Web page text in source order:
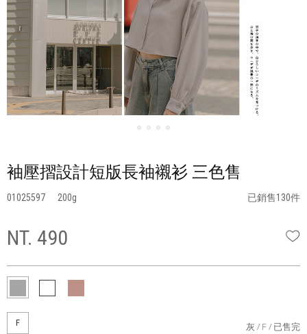
袖壓摺設計短版長袖襯衫 三色售
01025597 200 已銷售130件
NT. 490
F 灰 F 已售完